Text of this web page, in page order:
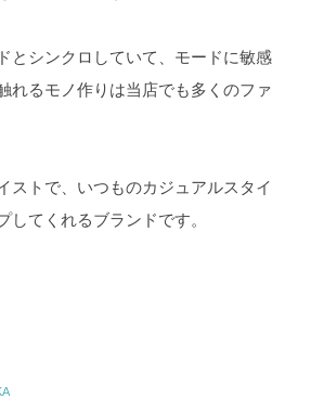
とシンクロしていて、モードに敏感
れるモノ作りは当店でも多くのファ
ストで、いつものカジュアルスタイ
してくれるブランドです。